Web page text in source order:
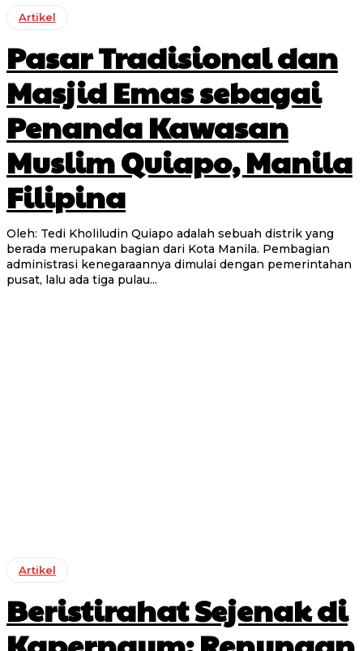
Artikel
Pasar Tradisional dan
Masjid Emas sebagai
Penanda Kawasan
Muslim Quiapo, Manila
Filipina
Oleh: Tedi Kholiludin Quiapo adalah sebuah distrik yang
berada merupakan bagian dari Kota Manila. Pembagian
administrasi kenegaraannya dimulai dengan pemerintahan
pusat, lalu ada tiga pulau...
Artikel
Beristirahat Sejenak di